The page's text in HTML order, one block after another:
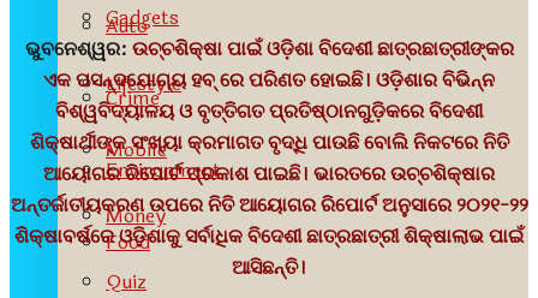
Gadgets
Lifestyle
Mobile
Money
Quiz
Auto
Crime
Environment
Food
ଭୁବନେଶ୍ୱର: ଉଚ୍ଚଶିକ୍ଷା ପାଇଁ ଓଡ଼ିଶା ବିଦେଶୀ ଛାତ୍ରଛାତ୍ରୀଙ୍କର
ଏକ ପସନ୍ଦଯୋଗ୍ୟ ହବ୍‍ରେ ପରିଣତ ହୋଇଛି। ଓଡ଼ିଶାର ବିଭିନ୍ନ
ବିଶ୍ୱବିଦ୍ୟାଳୟ ଓ ବୃତ୍ତିଗତ ପ୍ରତିଷ୍ଠାନଗୁଡ଼ିକରେ ବିଦେଶୀ
ଶିକ୍ଷାର୍ଥୀଙ୍କ ସଂଖ୍ୟା କ୍ରମାଗତ ବୃଦ୍ଧି ପାଉଛି ବୋଲି ନିକଟରେ ନିତି
ଆୟୋଗର ରିପୋର୍ଟ ପ୍ରକାଶ ପାଇଛି। ଭାରତରେ ଉଚ୍ଚଶିକ୍ଷାର
ଅନ୍ତର୍ଜାତୀୟକରଣ ଉପରେ ନିତି ଆୟୋଗର ରିପୋର୍ଟ ଅନୁସାରେ ୨୦୨୧-୨୨
ଶିକ୍ଷାବର୍ଷରେ ଓଡ଼ିଶାକୁ ସର୍ବାଧିକ ବିଦେଶୀ ଛାତ୍ରଛାତ୍ରୀ ଶିକ୍ଷାଲାଭ ପାଇଁ
ଆସିଛନ୍ତି।